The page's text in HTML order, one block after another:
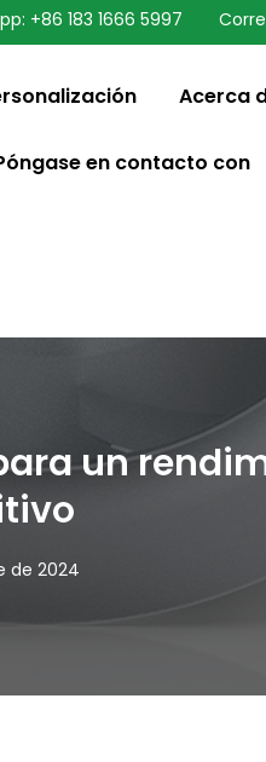
+86 183 1666 5997
Acerca
en contacto con
un
de 2024